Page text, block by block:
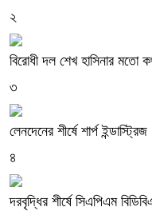
২
বিরোধী দল শেখ হাসিনার মতো
৩
লেনদেনের শীর্ষে শার্প ইন্ডাস্ট্রিজ
৪
দরবৃদ্ধির শীর্ষে সিএপিএম